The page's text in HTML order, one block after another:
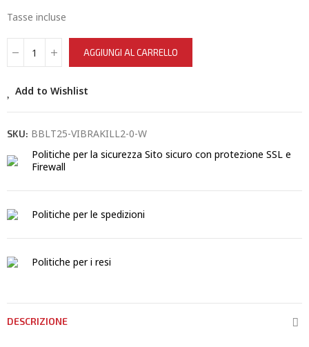
Tasse incluse
AGGIUNGI AL CARRELLO
Add to Wishlist
SKU: BBLT25-VIBRAKILL2-0-W
Politiche per la sicurezza Sito sicuro con protezione SSL e
Firewall
Politiche per le spedizioni
Politiche per i resi
DESCRIZIONE